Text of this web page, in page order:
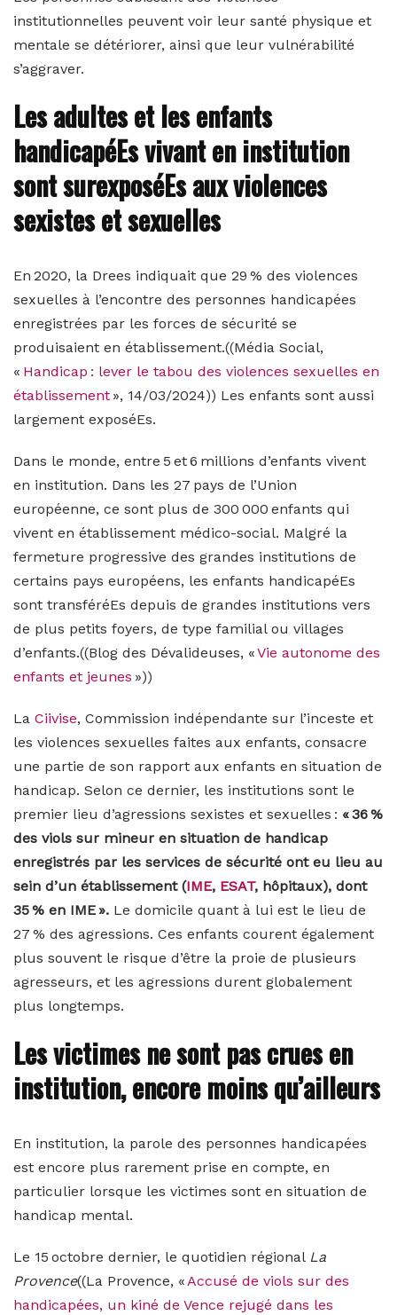
institutionnelles peuvent voir leur santé physique et
mentale se détériorer, ainsi que leur vulnérabilité
s’aggraver.
Les adultes et les enfants
handicapéEs vivant en institution
sont surexposéEs aux violences
sexistes et sexuelles
En 2020, la Drees indiquait que 29 % des violences
sexuelles à l’encontre des personnes handicapées
enregistrées par les forces de sécurité se
produisaient en établissement.((Média Social,
« Handicap : lever le tabou des violences sexuelles en
établissement », 14/03/2024)) Les enfants sont aussi
largement exposéEs.
Dans le monde, entre 5 et 6 millions d’enfants vivent
en institution. Dans les 27 pays de l’Union
européenne, ce sont plus de 300 000 enfants qui
vivent en établissement médico-social. Malgré la
fermeture progressive des grandes institutions de
certains pays européens, les enfants handicapéEs
sont transféréEs depuis de grandes institutions vers
de plus petits foyers, de type familial ou villages
d’enfants.((Blog des Dévalideuses, «Vie autonome des
enfants et jeunes »))
La Ciivise, Commission indépendante sur l’inceste et
les violences sexuelles faites aux enfants, consacre
une partie de son rapport aux enfants en situation de
handicap. Selon ce dernier, les institutions sont le
premier lieu d’agressions sexistes et sexuelles : « 36 %
des viols sur mineur en situation de handicap
enregistrés par les services de sécurité ont eu lieu au
sein d’un établissement (IME, ESAT, hôpitaux), dont
35 % en IME ». Le domicile quant à lui est le lieu de
27 % des agressions. Ces enfants courent également
plus souvent le risque d’être la proie de plusieurs
agresseurs, et les agressions durent globalement
plus longtemps.
Les victimes ne sont pas crues en
institution, encore moins qu’ailleurs
En institution, la parole des personnes handicapées
est encore plus rarement prise en compte, en
particulier lorsque les victimes sont en situation de
handicap mental.
Le 15 octobre dernier, le quotidien régional La
Provence((La Provence, «Accusé de viols sur des
handicapées, un kiné de Vence rejugé dans les